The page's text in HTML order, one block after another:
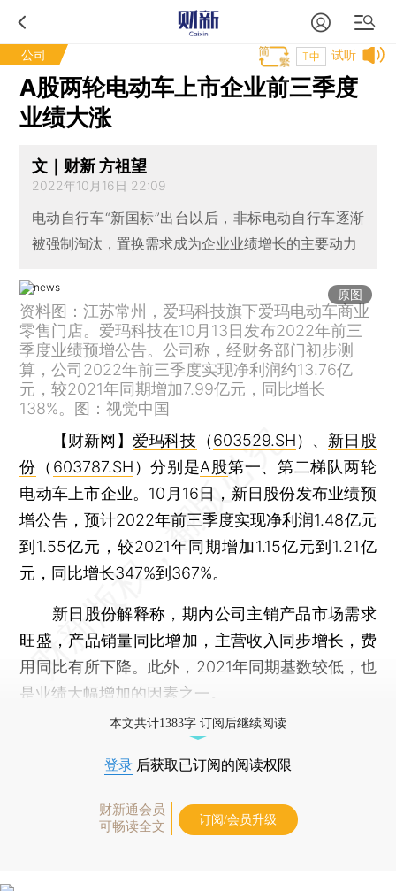
公司 试听
T中
A股两轮电动车上市企业前三季度
业绩大涨
文｜财新 方祖望
2022年10月16日 22:09
电动自行车“新国标”出台以后，非标电动自行车逐渐
被强制淘汰，置换需求成为企业业绩增长的主要动力
原图
资料图：江苏常州，爱玛科技旗下爱玛电动车商业
零售门店。爱玛科技在10月13日发布2022年前三
季度业绩预增公告。公司称，经财务部门初步测
算，公司2022年前三季度实现净利润约13.76亿
元，较2021年同期增加7.99亿元，同比增长
138%。图：视觉中国
【财新网】 爱玛科技 （603529.SH）、 新日股
份 （ 603787.SH ）分别是A股第一、第二梯队两轮
电动车上市企业。10月16日，新日股份发布业绩预
增公告，预计2022年前三季度实现净利润1.48亿元
到1.55亿元，较2021年同期增加1.15亿元到1.21亿
元，同比增长347%到367%。
新日股份解释称，期内公司主销产品市场需求
旺盛，产品销量同比增加，主营收入同步增长，费
用同比有所下降。此外，2021年同期基数较低，也
是业绩大幅增加的因素之一。
本文共计1383字 订阅后继续阅读
登录 后获取已订阅的阅读权限
财新通会员
可畅读全文
订阅/会员升级